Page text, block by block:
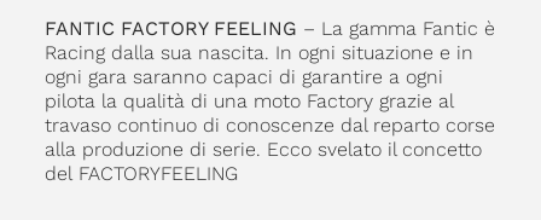
FANTIC FACTORY FEELING – La gamma Fantic è
Racing dalla sua nascita. In ogni situazione e in
ogni gara saranno capaci di garantire a ogni
pilota la qualità di una moto Factory grazie al
travaso continuo di conoscenze dal reparto corse
alla produzione di serie. Ecco svelato il concetto
del FACTORYFEELING